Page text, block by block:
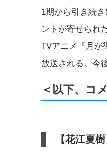
1期から引き続
ントが寄せられた
TVアニメ『月が
放送される。今
＜以下、コ
【花江夏樹